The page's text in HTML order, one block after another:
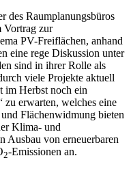
des Raumplanungsbüros
Vortrag zur
PV-Freiflächen, anhand
eine rege Diskussion unter
sind in ihrer Rolle als
viele Projekte aktuell
im Herbst noch ein
zu erwarten, welches eine
Flächenwidmung bieten
Klima- und
Ausbau von erneuerbaren
2-Emissionen an.